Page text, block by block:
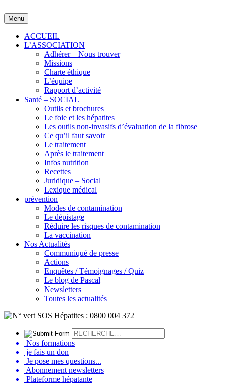
to
content
Menu
ACCUEIL
L’ASSOCIATION
Adhérer – Nous trouver
Missions
Charte éthique
L’équipe
Rapport d’activité
Santé – SOCIAL
Outils et brochures
Le foie et les hépatites
Les outils non-invasifs d’évaluation de la fibrose
Ce qu’il faut savoir
Le traitement
Après le traitement
Infos nutrition
Recettes
Juridique – Social
Lexique médical
prévention
Modes de contamination
Le dépistage
Réduire les risques de contamination
La vaccination
Nos Actualités
Communiqué de presse
Actions
Enquêtes / Témoignages / Quiz
Le blog de Pascal
Newsletters
Toutes les actualités
Nos formations
je fais un don
Je pose mes questions...
Abonnement newsletters
Plateforme hépatante